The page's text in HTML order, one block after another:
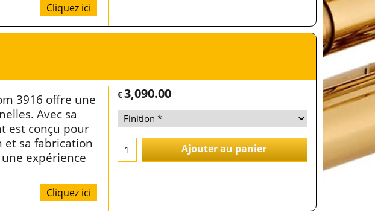
Cliquez ici
€3,090.00
Ajouter au panier
3916 offre une
Avec sa
est conçu pour
et sa fabrication
expérience
Cliquez ici